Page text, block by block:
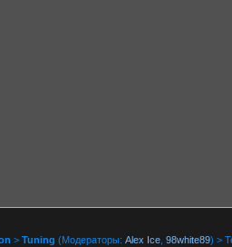
> Tuning (Модераторы: Alex Ice 98white89) >